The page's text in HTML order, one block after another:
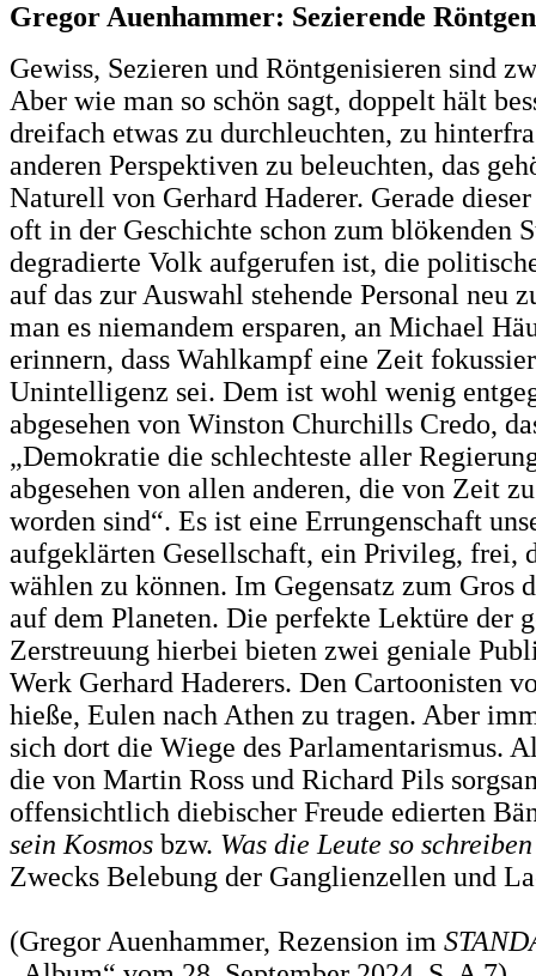
Gregor Auenhammer: Sezierende
Gewiss, Sezieren und Röntgenisieren sind
Aber wie man so schön sagt, doppelt hält
dreifach etwas zu durchleuchten, zu
anderen Perspektiven zu beleuchten, das
Naturell von Gerhard Haderer. Gerade
oft in der Geschichte schon zum blökenden
degradierte Volk aufgerufen ist, die
auf das zur Auswahl stehende Personal neu
man es niemandem ersparen, an Michael
erinnern, dass Wahlkampf eine Zeit
Unintelligenz sei. Dem ist wohl wenig
abgesehen von Winston Churchills Credo,
„Demokratie die schlechteste aller
abgesehen von allen anderen, die von Zeit
worden sind“. Es ist eine Errungenschaft
aufgeklärten Gesellschaft, ein Privileg, frei,
wählen zu können. Im Gegensatz zum Gros
auf dem Planeten. Die perfekte Lektüre der
Zerstreuung hierbei bieten zwei geniale
Werk Gerhard Haderers. Den Cartoonisten
hieße, Eulen nach Athen zu tragen. Aber
sich dort die Wiege des Parlamentarismus.
die von Martin Ross und Richard Pils
offensichtlich diebischer Freude edierten
sein Kosmos bzw. Was die Leute so
Zwecks Belebung der Ganglienzellen und
(Gregor Auenhammer, Rezension im